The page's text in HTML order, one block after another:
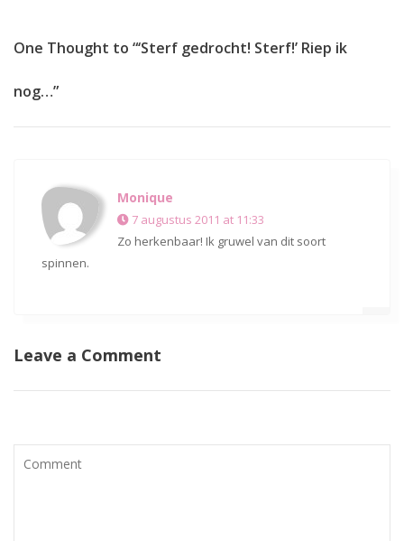
One Thought to “‘Sterf gedrocht! Sterf!’ Riep ik
nog…”
Monique
7 augustus 2011 at 11:33
Zo herkenbaar! Ik gruwel van dit soort
spinnen.
Leave a Comment